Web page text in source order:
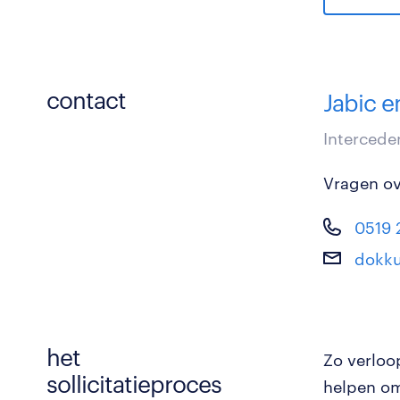
contact Jabic
Vragen
0519
het
sollicitatieproces
Zo
helpen